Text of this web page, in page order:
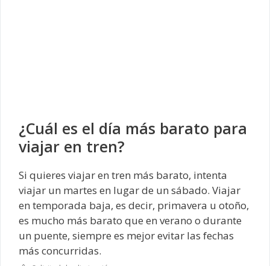
¿Cuál es el día más barato para
viajar en tren?
Si quieres viajar en tren más barato, intenta
viajar un martes en lugar de un sábado. Viajar
en temporada baja, es decir, primavera u otoño,
es mucho más barato que en verano o durante
un puente, siempre es mejor evitar las fechas
más concurridas.